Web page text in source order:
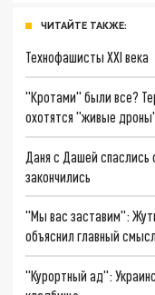
ЧИТАЙТЕ ТАКЖЕ:
Технофашисты XXI века
"Кротами" были все?
охотятся "живые
Даня с Дашей
закончились
"Мы вас заставим":
объяснил главный
"Курортный ад":